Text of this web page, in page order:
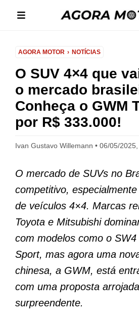
AGORA MOTOR NOTÍCIAS
O SUV 4×4 que
o mercado
Conheça o GWM
por R$ 333.000!
Ivan Gustavo Willemann 06/05/
O mercado de SUVs no
competitivo,
de veículos 4×4. Marcas
Toyota e Mitsubishi
com modelos como o
Sport, mas agora uma
chinesa, a GWM, está
com uma proposta
surpreendente.